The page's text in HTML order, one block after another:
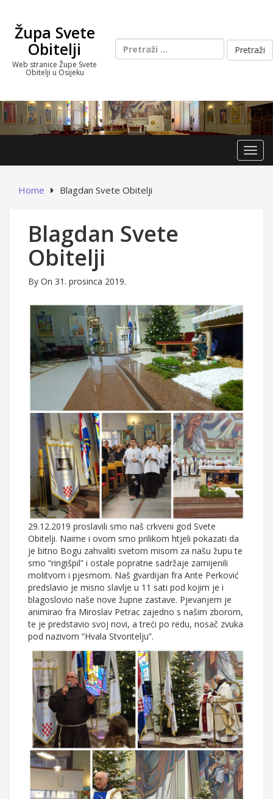
contentŽupa Svete
Obitelji
Web stranice Župe Svete
Obitelji u Osijeku
Pretraži:
Home Blagdan Svete Obitelji
Blagdan Svete
Obitelji
By On 31. prosinca 2019.
29.12.2019 proslavili smo naš crkveni god Svete
Obitelji. Naime i ovom smo prilikom htjeli pokazati da
je bitno Bogu zahvaliti svetom misom za našu župu te
smo “ringišpil” i ostale popratne sadržaje zamijenili
molitvom i pjesmom. Naš gvardijan fra Ante Perković
predslavio je misno slavlje u 11 sati pod kojim je i
blagoslovio naše nove župne zastave. Pjevanjem je
animirao fra Miroslav Petrac zajedno s našim zborom,
te je predstavio svoj novi, a treći po redu, nosač zvuka
pod nazivom “Hvala Stvoritelju”.